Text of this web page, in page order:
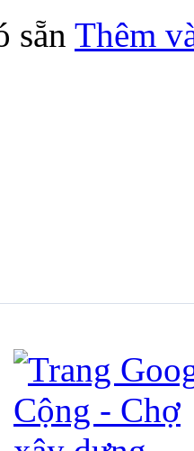
sẵn Thêm